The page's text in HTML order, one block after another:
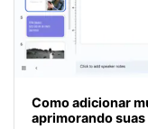
Como adicionar
aprimorando